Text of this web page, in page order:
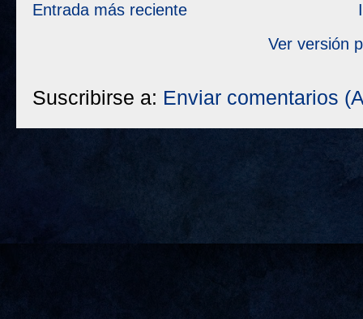
Entrada más reciente
Ver versión
Suscribirse a: Enviar comentarios